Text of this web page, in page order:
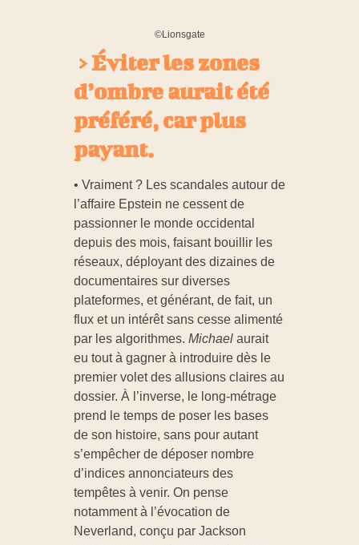
©Lionsgate
> Éviter les zones
d’ombre aurait été
préféré, car plus
payant.
• Vraiment ? Les scandales autour de
l’affaire Epstein ne cessent de
passionner le monde occidental
depuis des mois, faisant bouillir les
réseaux, déployant des dizaines de
documentaires sur diverses
plateformes, et générant, de fait, un
flux et un intérêt sans cesse alimenté
par les algorithmes. Michael aurait
eu tout à gagner à introduire dès le
premier volet des allusions claires au
dossier. À l’inverse, le long-métrage
prend le temps de poser les bases
de son histoire, sans pour autant
s’empêcher de déposer nombre
d’indices annonciateurs des
tempêtes à venir. On pense
notamment à l’évocation de
Neverland, conçu par Jackson